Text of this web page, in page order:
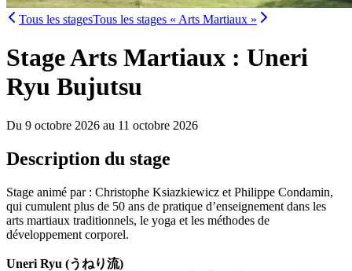
Tous les stagesTous les stages « Arts Martiaux »
Stage Arts Martiaux : Uneri
Ryu Bujutsu
Du 9 octobre 2026 au 11 octobre 2026
Description du stage
Stage animé par : Christophe Ksiazkiewicz et Philippe Condamin,
qui cumulent plus de 50 ans de pratique d’enseignement dans les
arts martiaux traditionnels, le yoga et les méthodes de
développement corporel.
Uneri Ryu (うねり流)